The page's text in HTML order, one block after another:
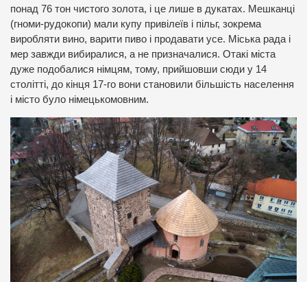
понад 76 тон чистого золота, і це лише в дукатах. Мешканці
(гноми-рудокопи) мали купу привілеїв і пільг, зокрема
виробляти вино, варити пиво і продавати усе. Міська рада і
мер завжди вибиралися, а не призначалися. Отакі міста
дуже подобалися німцям, тому, прийшовши сюди у 14
столітті, до кінця 17-го вони становили більшість населення
і місто було німецькомовним.